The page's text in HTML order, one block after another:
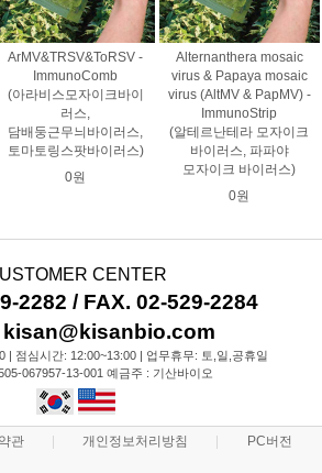
ArMV&TRSV&ToRSV -
ImmunoComb
(아라비스모자이크바이
러스,
담배둥근무늬바이러스,
토마토링스팟바이러스)
0원
Alternanthera mosaic
virus & Papaya mosaic
virus (AltMV & PapMV) -
ImmunoStrip
(알테르난테라 모자이크
바이러스, 파파야
모자이크 바이러스)
0원
CENTER
2282 / FAX. 02-529-2284
kisan@kisanbio.com
| 점심시간: 12:00~13:00 | 업무휴무: 토,일,공휴일
067957-13-001 예금주 : 기산바이오
관 개인정보처리방침 PC버전